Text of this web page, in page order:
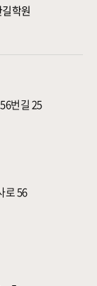
학원
번길 25
로 56